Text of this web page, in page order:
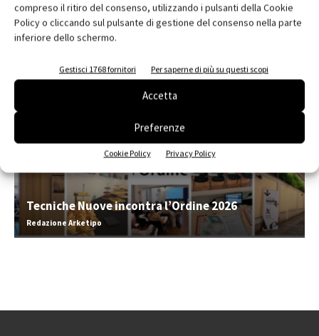
compreso il ritiro del consenso, utilizzando i pulsanti della Cookie
Policy o cliccando sul pulsante di gestione del consenso nella parte
inferiore dello schermo.
Gestisci 1768 fornitori Per saperne di più su questi scopi
Accetta
Preferenze
Cookie Policy Privacy Policy
EVENTI
Tecniche Nuove incontra l’Ordine 2026
Redazione Arketipo